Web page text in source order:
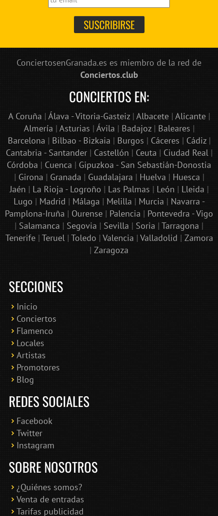
ConciertosenGranada.es es miembro de la red de
Conciertos.club
CONCIERTOS EN:
A Coruña | Álava - Vitoria-Gasteiz| Albacete| Alicante|
Almería | Asturias | Ávila | Badajoz| Baleares |
Barcelona | Bilbao - Bizkaia | Burgos | Cáceres | Cádiz|
Cantabria - Santander| Castellón | Ceuta | Ciudad Real|
Córdoba | Cuenca | Gipuzkoa - San Sebastián-Donostia
| Girona | Granada | Guadalajara | Huelva | Huesca |
Jaén | La Rioja - Logroño | Las Palmas | León | Lleida |
Lugo | Madrid | Málaga | Melilla | Murcia | Navarra -
Pamplona-Iruña | Ourense | Palencia | Pontevedra - Vigo
| Salamanca | Segovia | Sevilla | Soria | Tarragona |
Tenerife| Teruel| Toledo | Valencia | Valladolid | Zamora
| Zaragoza
SECCIONES
Inicio
Conciertos
Flamenco
Locales
Artistas
Promotores
Blog
REDES SOCIALES
Facebook
Twitter
Instagram
SOBRE NOSOTROS
¿Quiénes somos?
Venta de entradas
Tarifas publicidad